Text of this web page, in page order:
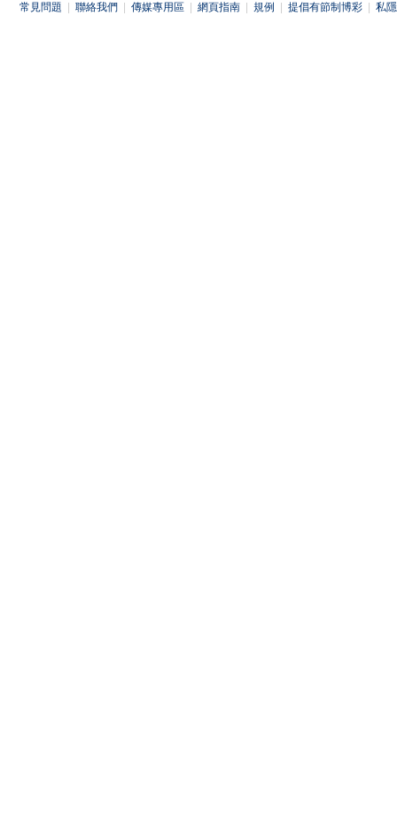
常見問題 聯絡我們 傳媒專用區 網頁指南 規例 提倡有節制博彩 私